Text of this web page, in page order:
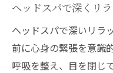
ヘッドスパで深くリ
ヘッドスパで深いリラ
前に心身の緊張を意識
呼吸を整え、目を閉じ